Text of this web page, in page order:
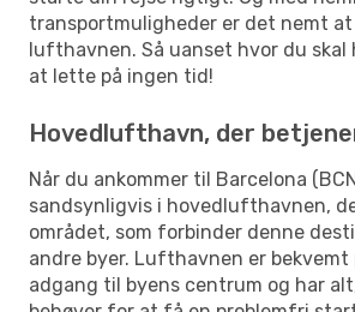
transportmuligheder er det nemt
lufthavnen. Så uanset hvor du skal
at lette på ingen tid!
Hovedlufthavn, der
Når du ankommer til Barcelona
sandsynligvis i hovedlufthavnen,
området, som forbinder denne
andre byer. Lufthavnen er
adgang til byens centrum og har